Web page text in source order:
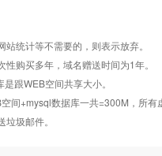
Windows2008/
Linux
统计等不需要的，则表示放弃。
购买多年，域名赠送时间为1年。
跟WEB空间共享大小。
间+mysql数据库一共=300M，所
圾邮件。